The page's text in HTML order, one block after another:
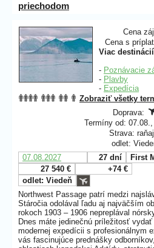
priechodom
Cena
Cena s
Viac destinácií
- Poznávacie
- Plavby
- Expedícia
Zobraziť všetky
Doprava:
Termíny od:
Strava:
odlet:
07.08.2027
27 dní
First
27 540 €
+74 €
odlet: Viedeň
Northwest Passage patrí medzi
Stáročia odolával ľadu aj najväčším
rokoch 1903 – 1906 nepreplával
Dnes máte jedinečnú príležitosť
modernej expedícii s profesionálnym
vás fascinujúce prednášky